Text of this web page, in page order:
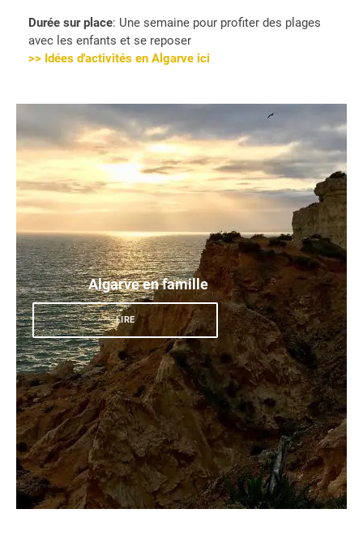
Durée sur place: Une semaine pour profiter des plages
avec les enfants et se reposer
>> Idées d'activités en Algarve ici
Algarve en famille
LIRE